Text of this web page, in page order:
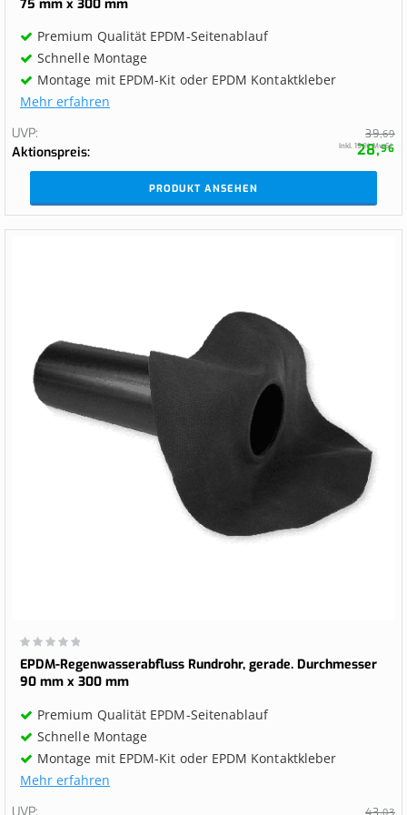
75 mm x 300 mm
Premium Qualität EPDM-Seitenablauf
Schnelle Montage
Montage mit EPDM-Kit oder EPDM Kontaktkleber
Mehr erfahren
UVP
39,69
Aktionspreis 28,96
Inkl. 19 % MwSt.
PRODUKT ANSEHEN
Wertung:
0%
EPDM-Regenwasserabfluss Rundrohr, gerade. Durchmesser
90 mm x 300 mm
Premium Qualität EPDM-Seitenablauf
Schnelle Montage
Montage mit EPDM-Kit oder EPDM Kontaktkleber
Mehr erfahren
43,03